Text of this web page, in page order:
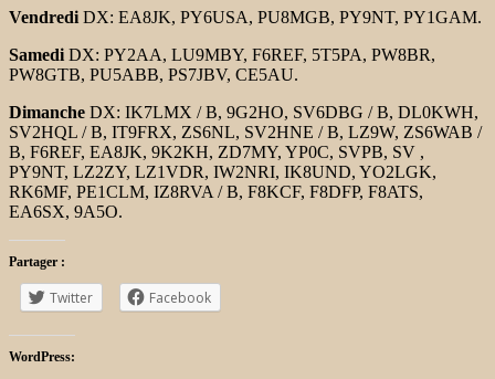
Vendredi DX: EA8JK, PY6USA, PU8MGB, PY9NT, PY1GAM.
Samedi DX: PY2AA, LU9MBY, F6REF, 5T5PA, PW8BR,
PW8GTB, PU5ABB, PS7JBV, CE5AU.
Dimanche DX: IK7LMX / B, 9G2HO, SV6DBG / B, DL0KWH,
SV2HQL / B, IT9FRX, ZS6NL, SV2HNE / B, LZ9W, ZS6WAB /
B, F6REF, EA8JK, 9K2KH, ZD7MY, YP0C, SVPB, SV ,
PY9NT, LZ2ZY, LZ1VDR, IW2NRI, IK8UND, YO2LGK,
RK6MF, PE1CLM, IZ8RVA / B, F8KCF, F8DFP, F8ATS,
EA6SX, 9A5O.
Partager :
Twitter Facebook
WordPress: